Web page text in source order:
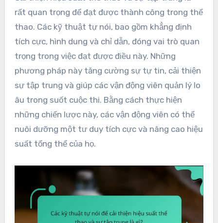
rất quan trọng để đạt được thành công trong thể
thao. Các kỹ thuật tự nói, bao gồm khẳng định
tích cực, hình dung và chỉ dẫn, đóng vai trò quan
trọng trong việc đạt được điều này. Những
phương pháp này tăng cường sự tự tin, cải thiện
sự tập trung và giúp các vận động viên quản lý lo
âu trong suốt cuộc thi. Bằng cách thực hiện
những chiến lược này, các vận động viên có thể
nuôi dưỡng một tư duy tích cực và nâng cao hiệu
suất tổng thể của họ.